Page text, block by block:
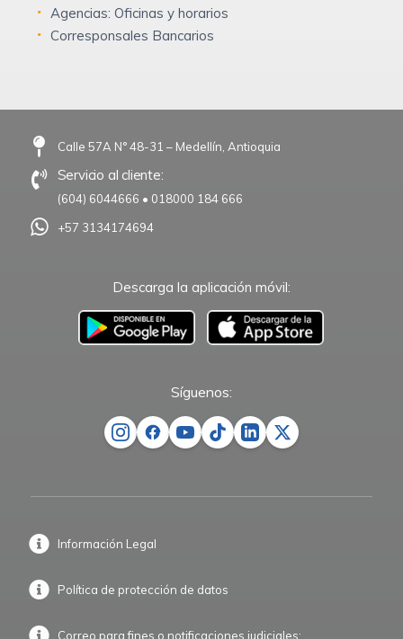
Agencias: Oficinas y horarios
Corresponsales Bancarios
Calle 57A N° 48-31 – Medellín, Antioquia
Servicio al cliente:
(604) 6044666 • 018000 184 666
+57 3134174694
Descarga la aplicación móvil:
–
Síguenos:
Información Legal
Política de protección de datos
Correo para fines o notificaciones judiciales: